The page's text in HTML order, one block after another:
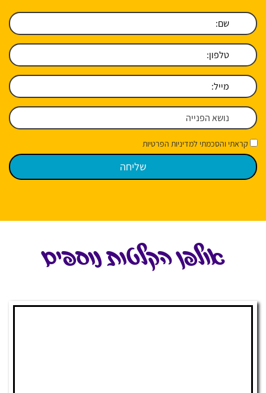
קראתי והסכמתי למדיניות הפרטיות
אולפן הקלטות נוספים